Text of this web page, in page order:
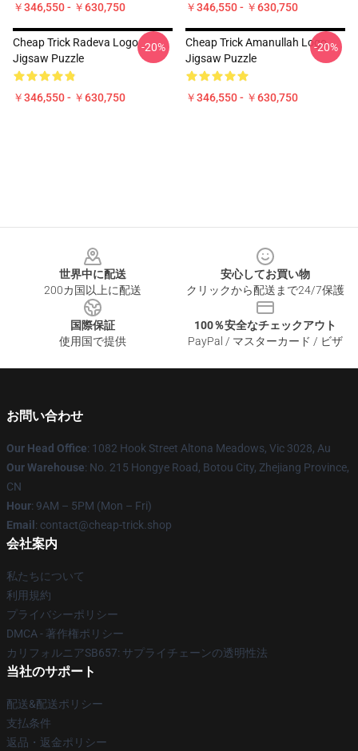
￥346,550 - ￥630,750 ￥346,550 - ￥630,750
Cheap Trick Radeva Logo
Jigsaw Puzzle
￥346,550 - ￥630,750
-20%
Cheap Trick Amanullah Logo
Jigsaw Puzzle
￥346,550 - ￥630,750
-20%
世界中に配送
200カ国以上に配送
安心してお買い物
クリックから配送まで24/7保護
国際保証
使用国で提供
100％安全なチェックアウト
PayPal / マスターカード / ビザ
お問い合わせ
Our Head Office: 1082 Hook Street Altona Meadows, Vic 3028, Au
Our Warehouse: No. 215 Hongye Road, Botou City, Zhejiang Province,
CN
Hour: 9AM – 5PM (Mon – Fri)
Email : contact@cheap-trick.shop
会社案内
私たちについて
利用規約
プライバシーポリシー
DMCA - 著作権ポリシー
カリフォルニアSB657: サプライチェーンの透明性法
当社のサポート
配送&配送ポリシー
支払条件
返品・返金ポリシー